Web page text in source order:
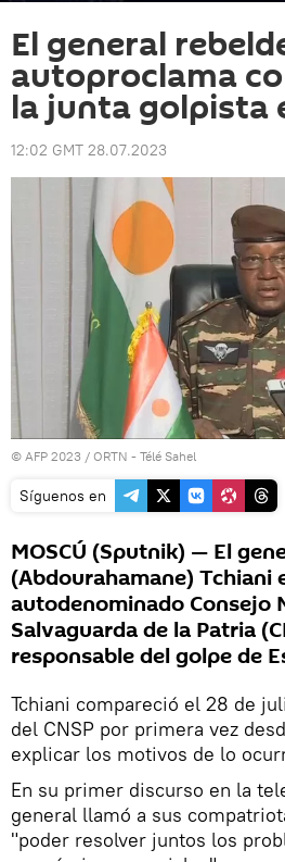
El general
autoproclama
la junta golpista
12:02 GMT 28.07.2023
© AFP 2023 / ORTN - Télé Sahel
Síguenos en
MOSCÚ (Sputnik) — El
(Abdourahamane) Tchiani
autodenominado Consejo
Salvaguarda de la Patria
responsable del golpe de
Tchiani compareció el 28 de
del CNSP por primera vez
explicar los motivos de lo
En su primer discurso en la
general llamó a sus
"poder resolver juntos los